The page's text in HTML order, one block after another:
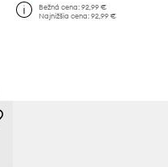
Bežná cena: 92,99 €
Najnižšia cena: 92,99 €